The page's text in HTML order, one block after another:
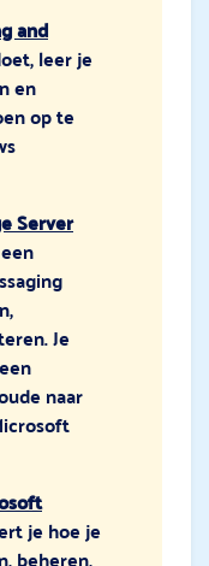
and
leer je
en
op te
Server
Je
naar
je hoe je
beheren,